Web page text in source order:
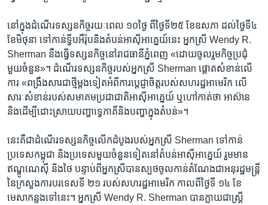
នៅ​ក្នុង​ដំណើរ​ទស្សនកិច្ច​រយៈ​ពេល​ ១០ថ្ងៃ ពី​ថ្ងៃទី​២៥​ ខែ​ឧសភា ​ដល់​ថ្ងៃទី​៤​
ខែ​មិថុនា ​ទៅ​កាន់​ទ្វីប​អឺរ៉ុប​និង​តំបន់អាស៊ីអាគ្នេយ៍​នេះ ​អ្នកស្រី ​Wendy R.
Sherman​ នឹងធ្វើ​ទស្សន​កិច្ច​នៅ​រាជធានី​ភ្នំពេញ​ «ដោយ​ចូលរួម​កិច្ច​ប្រជុំ​
មួយ​ចំនួន»។​ ដំណើរ​ទស្សន​កិច្ច​របស់​អ្នកស្រី​ Sherman ​ផ្តោត​សំខាន់​លើ​
ការ​ «ពង្រឹង​សារ​ជា​ថ្មីម្តង​ទៀត​អំពី​ការ​ប្តេជ្ញា​ចិត្ត​របស់​សហ​រដ្ឋ​អាមេរិក ​លើ
សារៈ​សំខាន់​របស់​សមាគម​ប្រជាជាតិ​អាស៊ី​អាគ្នេយ៍​ ឬ​ហៅកាត់​ថា​ អាស៊ាន ​
និង​ដើម្បី​ដោះស្រាយ​បញ្ហា​ទេ្វភាគី​និង​បញ្ហា​ក្នុង​តំបន់»។​
នេះ​គឺជា​ដំណើរ​ទស្សនកិច្ច​លើក​ដំបូង​របស់​អ្នកស្រី ​Sherman​ ទៅ​កាន់​
ប្រទេស​កម្ពុជា​ និង​ប្រទេស​មួយ​ចំនួន​ទៀត​នៅ​តំបន់​អាស៊ីអាគ្នេយ៍ ​រួមមាន​
ឥណ្ឌូណេស៊ី ​និង​ថៃ បន្ទាប់​ពី​អ្នកស្រី​បាន​ស្បថ​ចូល​កាន់​តំណែង​ជា​អនុរដ្ឋមន្ត្រី
នៃក្រសួងការបរទេសទី​ ២១ ​របស់​សហ​រដ្ឋ​អាមេរិក​ កាលពី​ថ្ងៃទី ១៤ ​ខែ​
មេសា​កន្លង​ទៅ​នេះ។ ​អ្នកស្រី ​Wendy R. Sherman បាន​ក្លាយ​ជា​ស្ត្រី​